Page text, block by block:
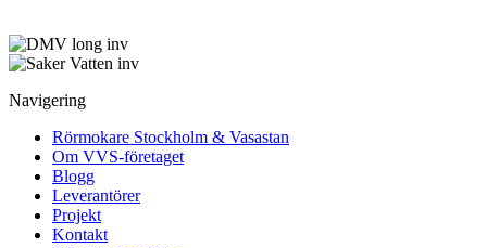
Navigering
Rörmokare Stockholm & Vasastan
Om VVS-företaget
Blogg
Leverantörer
Projekt
Kontakt